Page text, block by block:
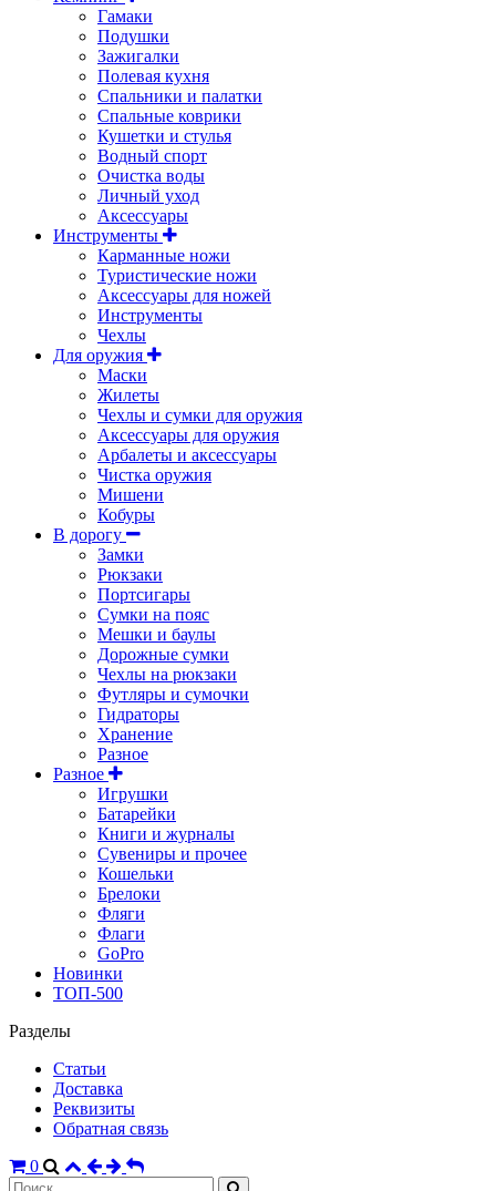
Гамаки
Подушки
Зажигалки
Полевая кухня
Спальники и палатки
Спальные коврики
Кушетки и стулья
Водный спорт
Очистка воды
Личный уход
Аксессуары
Инструменты
Карманные ножи
Туристические ножи
Аксессуары для ножей
Инструменты
Чехлы
Для оружия
Маски
Жилеты
Чехлы и сумки для оружия
Аксессуары для оружия
Арбалеты и аксессуары
Чистка оружия
Мишени
Кобуры
В дорогу
Замки
Рюкзаки
Портсигары
Сумки на пояс
Мешки и баулы
Дорожные сумки
Чехлы на рюкзаки
Футляры и сумочки
Гидраторы
Хранение
Разное
Разное
Игрушки
Батарейки
Книги и журналы
Сувениры и прочее
Кошельки
Брелоки
Фляги
Флаги
GoPro
Новинки
ТОП-500
Разделы
Статьи
Доставка
Реквизиты
Обратная связь
0